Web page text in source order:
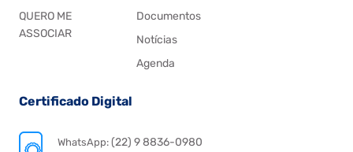
QUERO ME
ASSOCIAR
Documentos
Notícias
Agenda
Certificado Digital
WhatsApp:(22) 9 8836-0980